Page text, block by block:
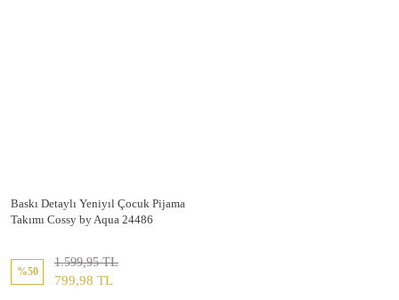
Baskı Detaylı Yeniyıl Çocuk Pijama
Takımı Cossy by Aqua 24486
%50
1.599,95 TL
799,98 TL